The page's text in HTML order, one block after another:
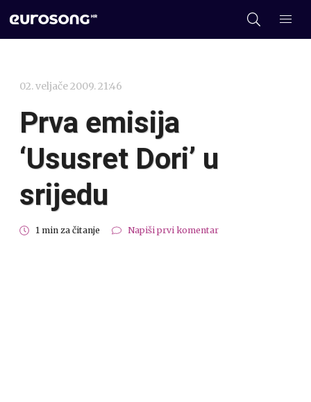
02. veljače 2009. 21:46
Prva emisija
‘Ususret Dori’ u
srijedu
1 min za čitanje Napiši prvi komentar